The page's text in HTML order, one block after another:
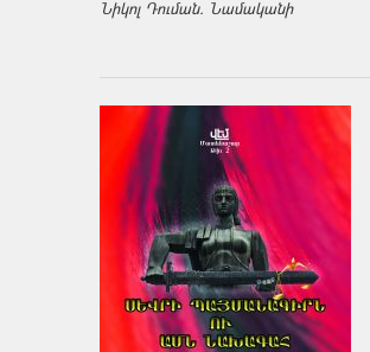
Նիկոլ Դուման. Նամականի